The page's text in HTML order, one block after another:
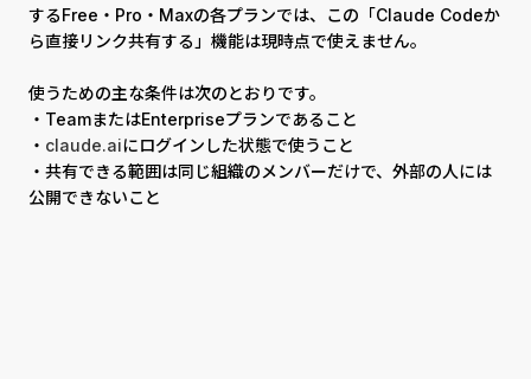
するFree・Pro・Maxの各プランでは、この「Claude Codeか
ら直接リンク共有する」機能は現時点で使えません。
使うための主な条件は次のとおりです。
・TeamまたはEnterpriseプランであること
・ claude.aiにログインした状態で使うこと
・共有できる範囲は同じ組織のメンバーだけで、外部の人には
公開できないこと